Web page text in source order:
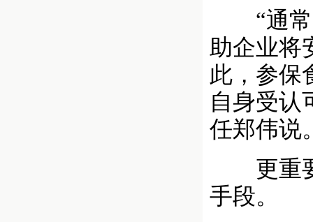
“通常
助企业将
此，参保
自身受认
任郑伟说
更重要
手段。